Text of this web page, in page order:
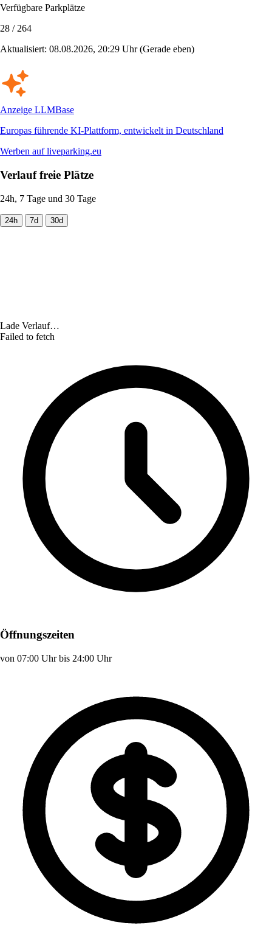
Verfügbare Parkplätze
28 / 264
Aktualisiert: 08.08.2026, 20:29 Uhr(Gerade eben)
Anzeige LLMBase
Europas führende KI-Plattform, entwickelt in Deutschland
Werben auf liveparking.eu
Verlauf freie Plätze
24h, 7 Tage und 30 Tage
24h 7d 30d
Lade Verlauf…
Failed to fetch
Öffnungszeiten
von 07:00 Uhr bis 24:00 Uhr